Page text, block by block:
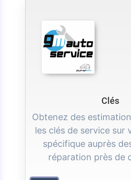
Clés
Obtenez des
les clés de service sur
spécifique auprès
réparation près de